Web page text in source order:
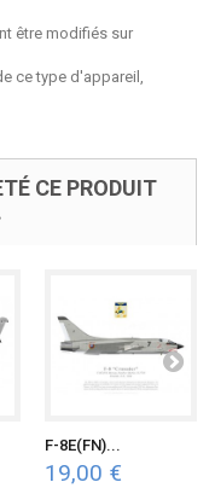
être modifiés sur
ce type d'appareil,
CE PRODUIT
F-8E(FN)...
19,00 €